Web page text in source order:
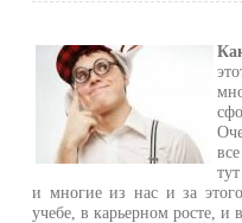
и многие из нас и за
учебе, в карьерном росте, и